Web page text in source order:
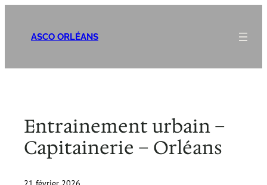
contenuASCO ORLÉANS
Entrainement urbain –
Capitainerie – Orléans